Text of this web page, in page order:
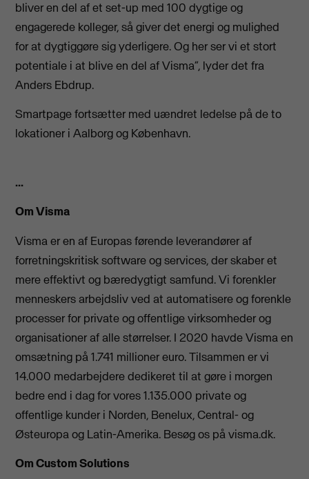
bliver en del af et set-up med 100 dygtige og
engagerede kolleger, så giver det energi og mulighed
for at dygtiggøre sig yderligere. Og her ser vi et stort
potentiale i at blive en del af Visma”, lyder det fra
Anders Ebdrup.
Smartpage fortsætter med uændret ledelse på de to
lokationer i Aalborg og København.
...
Om Visma
Visma er en af Europas førende leverandører af
forretningskritisk software og services, der skaber et
mere effektivt og bæredygtigt samfund. Vi forenkler
menneskers arbejdsliv ved at automatisere og forenkle
processer for private og offentlige virksomheder og
organisationer af alle størrelser. I 2020 havde Visma en
omsætning på 1.741 millioner euro. Tilsammen er vi
14.000 medarbejdere dedikeret til at gøre i morgen
bedre end i dag for vores 1.135.000 private og
offentlige kunder i Norden, Benelux, Central- og
Østeuropa og Latin-Amerika. Besøg os på visma.dk.
Om Custom Solutions